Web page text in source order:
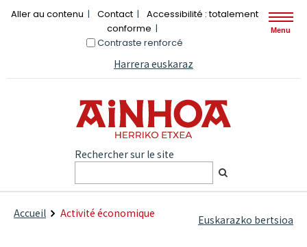
Aller au contenu Contact
Accessibilité : totalement
conforme
Contraste renforcé
Harrera euskaraz
Rechercher sur le site
Menu
Accueil Activité économique
Euskarazko bertsioa